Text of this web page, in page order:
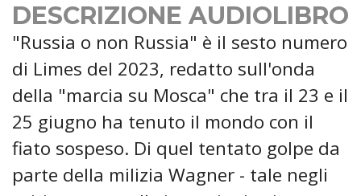
DESCRIZIONE AUDIOLIBRO
"Russia o non Russia" è il sesto numero
di Limes del 2023, redatto sull'onda
della "marcia su Mosca" che tra il 23 e il
25 giugno ha tenuto il mondo con il
fiato sospeso. Di quel tentato golpe da
parte della milizia Wagner - tale negli